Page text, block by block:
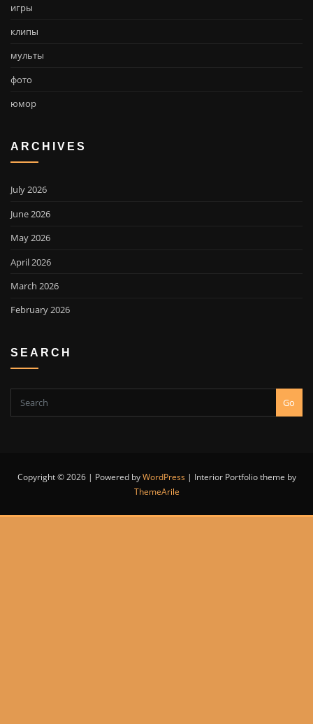
игры
клипы
мульты
фото
юмор
ARCHIVES
July 2026
June 2026
May 2026
April 2026
March 2026
February 2026
SEARCH
Go
Copyright © 2026 | Powered byWordPress | Interior Portfolio theme by
ThemeArile